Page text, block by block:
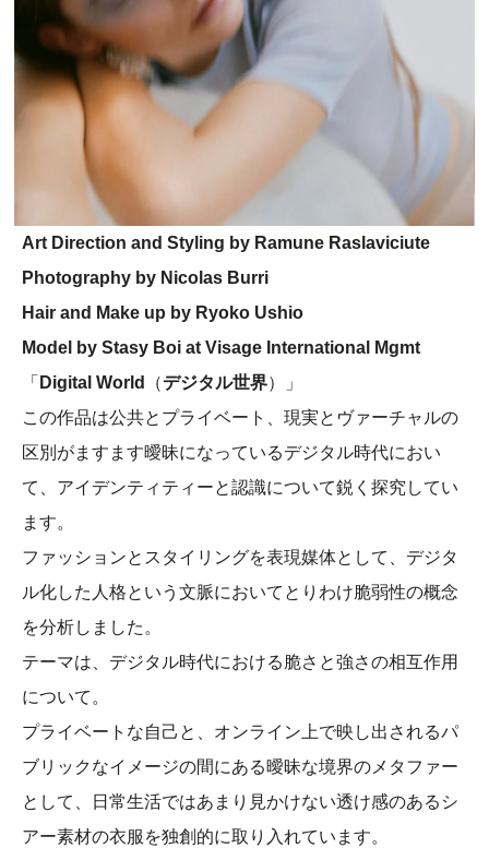
Art Direction and Styling by Ramune Raslaviciute
Photography by Nicolas Burri
Hair and Make up by Ryoko Ushio
Model by Stasy Boi at Visage International Mgmt
「 Digital World （デジタル世界）」
この作品は公共とプライベート、現実とヴァーチャルの
区別がますます曖昧になっているデジタル時代におい
て、アイデンティティーと認識について鋭く探究してい
ます。
ファッションとスタイリングを表現媒体として、デジタ
ル化した人格という文脈においてとりわけ脆弱性の概念
を分析しました。
テーマは、デジタル時代における脆さと強さの相互作用
について。
プライベートな自己と、オンライン上で映し出されるパ
ブリックなイメージの間にある曖昧な境界のメタファー
として、日常生活ではあまり見かけない透け感のあるシ
アー素材の衣服を独創的に取り入れています。